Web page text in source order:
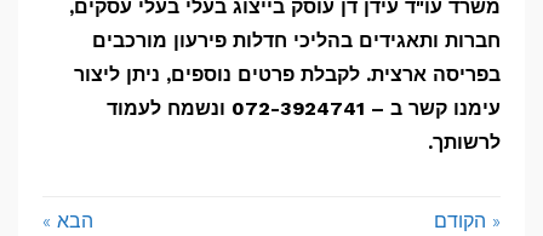
משרד עו"ד עידן דן עוסק בייצוג בעלי בעלי עסקים,
חברות ותאגידים בהליכי חדלות פירעון מורכבים
בפריסה ארצית. לקבלת פרטים נוספים, ניתן ליצור
עימנו קשר ב – 072-3924741 ונשמח לעמוד
לרשותך.
« הקודם הבא »